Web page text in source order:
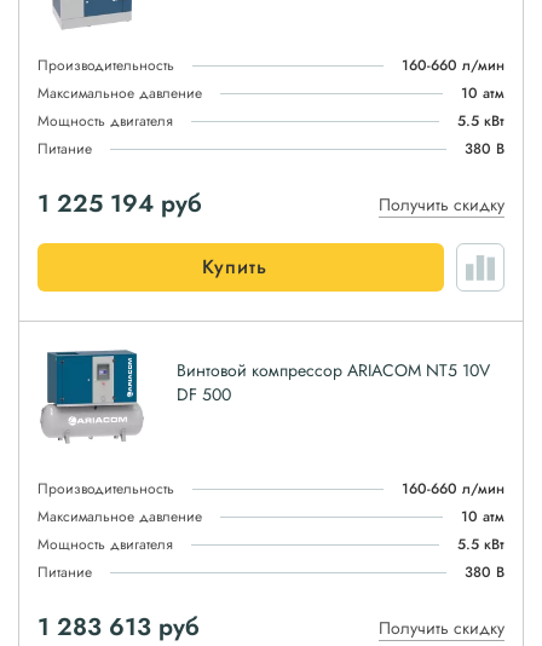
Производительность
160-660 л/мин
Максимальное давление
10 атм
Мощность двигателя
5.5 кВт
Питание
380 В
1 225 194 руб Получить скидку
Купить
Винтовой компрессор ARIACOM NT5 10V
DF 500
Производительность
160-660 л/мин
Максимальное давление
10 атм
Мощность двигателя
5.5 кВт
Питание
380 В
1 283 613 руб Получить скидку